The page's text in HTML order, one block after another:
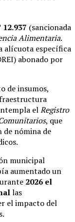
(sancionada
Alimentaria.
alícuota específica
abonado por
de insumos,
elRegistro
, que
de nómina de
municipal
aumentado un
2026 el
las
el impacto del